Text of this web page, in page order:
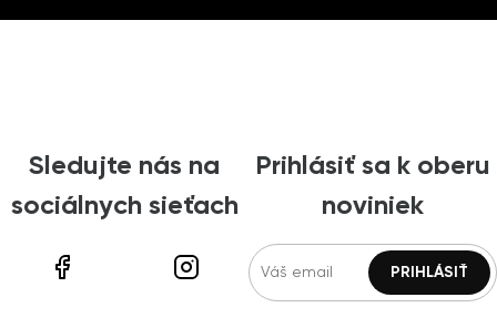
Sledujte nás na
sociálnych sieťach
Prihlásiť sa k oberu
noviniek